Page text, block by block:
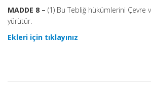
MADDE 8 – (1) Bu Tebliğ hükümlerini Çevre
yürütür.
Ekleri için tıklayınız